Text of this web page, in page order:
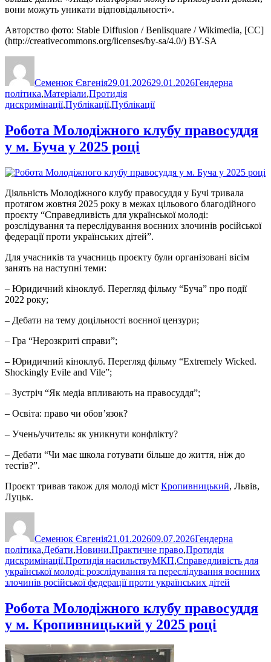
вони можуть уникати відповідальності».
Авторство фото: Stable Diffusion / Benlisquare / Wikimedia, [CC]
(http://creativecommons.org/licenses/by-sa/4.0/) BY-SA
Семенюк Євгенія29.01.202629.01.2026Гендерна
політика,Матеріали,Протидія
дискримінації,Публікації,Публікації
Робота Молодіжного клубу правосуддя
у м. Буча у 2025 році
Діяльність Молодіжного клубу правосуддя у Бучі тривала
протягом жовтня 2025 року в межах цільового благодійного
проєкту “Справедливість для української молоді:
розслідування та переслідування воєнних злочинів російської
федерації проти українських дітей”.
Для учасників та учасниць проєкту були організовані вісім
занять на наступні теми:
– Юридичний кіноклуб. Перегляд фільму “Буча” про події
2022 року;
– Дебати на тему доцільності воєнної цензури;
– Гра “Нерозкриті справи”;
– Юридичний кіноклуб. Перегляд фільму “Extremely Wicked.
Shockingly Evile and Vile”;
– Зустріч “Як медіа впливають на правосуддя”;
– Освіта: право чи обов’язок?
– Учень/учитель: як уникнути конфлікту?
– Дебати “Чи має школа готувати більше до життя, ніж до
тестів?”.
Проєкт тривав також для молоді міст Кропивницький, Львів,
Луцьк.
Семенюк Євгенія21.01.202609.07.2026Гендерна
політика,Дебати,Новини,Практичне право,Протидія
дискримінації,Протидія насильствуПозначки
МКП,Справедливість для
української молоді: розслідування та переслідування воєнних
злочинів російської федерації проти українських дітей
Робота Молодіжного клубу правосуддя
у м. Кропивницький у 2025 році